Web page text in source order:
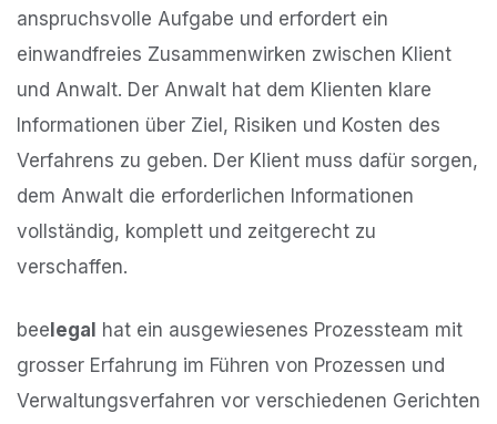
anspruchsvolle Aufgabe und erfordert ein
einwandfreies Zusammenwirken zwischen Klient
und Anwalt. Der Anwalt hat dem Klienten klare
Informationen über Ziel, Risiken und Kosten des
Verfahrens zu geben. Der Klient muss dafür sorgen,
dem Anwalt die erforderlichen Informationen
vollständig, komplett und zeitgerecht zu
verschaffen.
bee legal
hat ein ausgewiesenes Prozessteam mit
grosser Erfahrung im Führen von Prozessen und
Verwaltungsverfahren vor verschiedenen Gerichten